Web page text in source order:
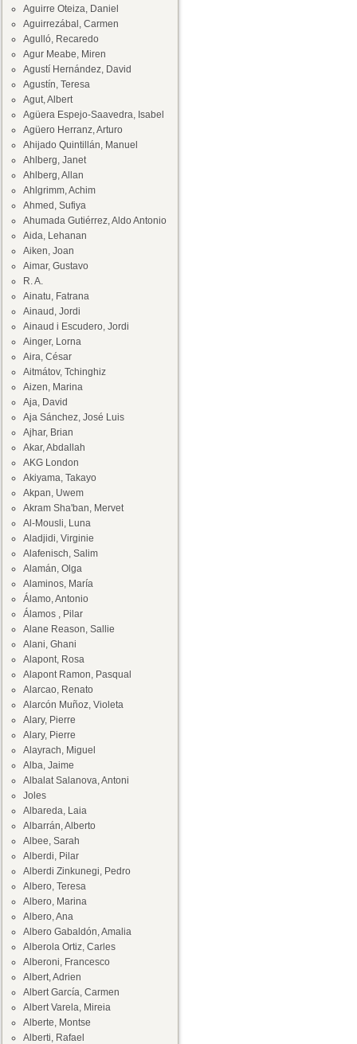
Aguirre Oteiza, Daniel
Aguirrezábal, Carmen
Agulló, Recaredo
Agur Meabe, Miren
Agustí Hernández, David
Agustín, Teresa
Agut, Albert
Agüera Espejo-Saavedra, Isabel
Agüero Herranz, Arturo
Ahijado Quintillán, Manuel
Ahlberg, Janet
Ahlberg, Allan
Ahlgrimm, Achim
Ahmed, Sufiya
Ahumada Gutiérrez, Aldo Antonio
Aida, Lehanan
Aiken, Joan
Aimar, Gustavo
R. A.
Ainatu, Fatrana
Ainaud, Jordi
Ainaud i Escudero, Jordi
Ainger, Lorna
Aira, César
Aitmátov, Tchinghiz
Aizen, Marina
Aja, David
Aja Sánchez, José Luis
Ajhar, Brian
Akar, Abdallah
AKG London
Akiyama, Takayo
Akpan, Uwem
Akram Sha'ban, Mervet
Al-Mousli, Luna
Aladjidi, Virginie
Alafenisch, Salim
Alamán, Olga
Alaminos, María
Álamo, Antonio
Álamos , Pilar
Alane Reason, Sallie
Alani, Ghani
Alapont, Rosa
Alapont Ramon, Pasqual
Alarcao, Renato
Alarcón Muñoz, Violeta
Alary, Pierre
Alary, Pierre
Alayrach, Miguel
Alba, Jaime
Albalat Salanova, Antoni
Joles
Albareda, Laia
Albarrán, Alberto
Albee, Sarah
Alberdi, Pilar
Alberdi Zinkunegi, Pedro
Albero, Teresa
Albero, Marina
Albero, Ana
Albero Gabaldón, Amalia
Alberola Ortiz, Carles
Alberoni, Francesco
Albert, Adrien
Albert García, Carmen
Albert Varela, Mireia
Alberte, Montse
Alberti, Rafael